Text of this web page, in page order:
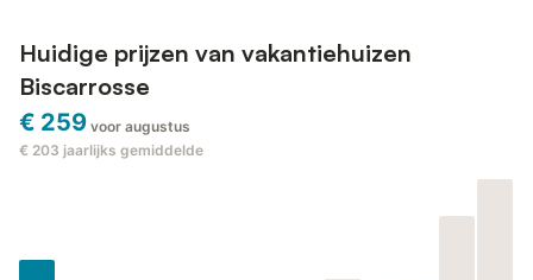
Huidige prijzen van vakantiehuizen
Biscarrosse
€ 259 voor augustus
€ 203 jaarlijks gemiddelde